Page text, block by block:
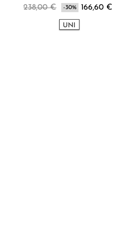
238,00 € -30% 166,60 €
UNI